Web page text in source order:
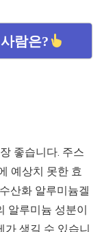
람은?
좋습니다. 주스
예상치 못한 효
산화 알루미늄겔
알루미늄 성분이
가 생길 수 있습니